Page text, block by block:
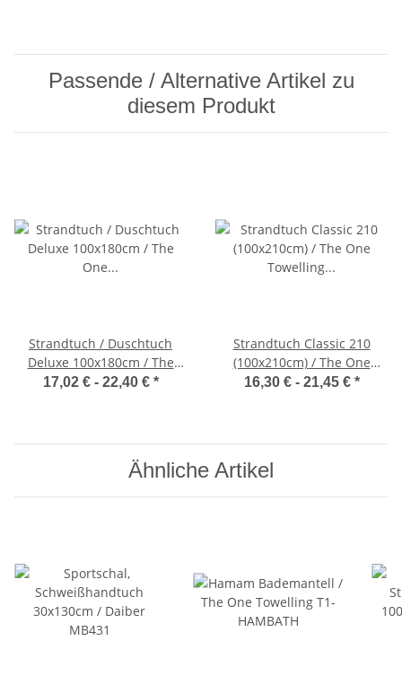
Passende / Alternative Artikel zu
diesem Produkt
Strandtuch / Duschtuch
Deluxe 100x180cm / The
One Towelling T1-
17,02 € - 22,40 € *
Strandtuch Classic 210
(100x210cm) / The One
Towelling T1-210
16,30 € - 21,45 € *
Ähnliche Artikel